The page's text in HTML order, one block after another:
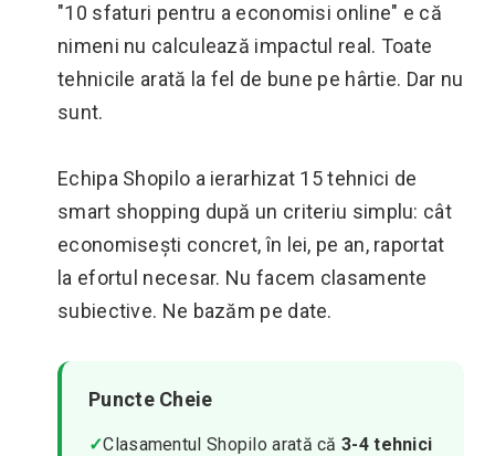
"10 sfaturi pentru a economisi online" e că
nimeni nu calculează impactul real. Toate
tehnicile arată la fel de bune pe hârtie. Dar nu
sunt.
Echipa Shopilo a ierarhizat 15 tehnici de
smart shopping după un criteriu simplu: cât
economisești concret, în lei, pe an, raportat
la efortul necesar. Nu facem clasamente
subiective. Ne bazăm pe date.
Puncte Cheie
✓Clasamentul Shopilo arată că3-4 tehnici